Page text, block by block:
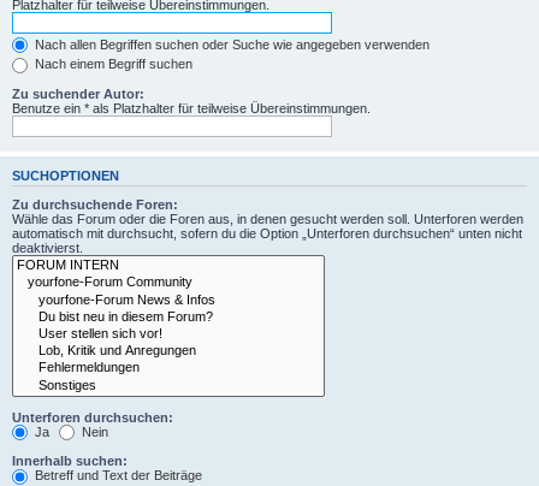
Platzhalter für teilweise Übereinstimmungen.
Nach allen Begriffen suchen oder Suche wie angegeben verwenden
Nach einem Begriff suchen
Zu suchender Autor:
Benutze ein * als Platzhalter für teilweise Übereinstimmungen.
SUCHOPTIONEN
Zu durchsuchende Foren:
Wähle das Forum oder die Foren aus, in denen gesucht werden soll. Unterforen werden
automatisch mit durchsucht, sofern du die Option „Unterforen durchsuchen“ unten nicht
deaktivierst.
Unterforen durchsuchen:
Ja
Nein
Innerhalb suchen:
Betreff und Text der Beiträge